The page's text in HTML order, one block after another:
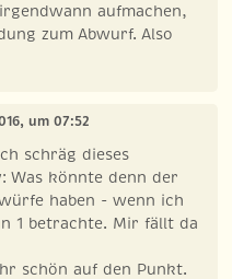
aufmachen,
zum Abwurf. Also
um 07:52
schräg dieses
Was könnte denn der
haben - wenn ich
1 betrachte. Mir fällt da
schön auf den Punkt.